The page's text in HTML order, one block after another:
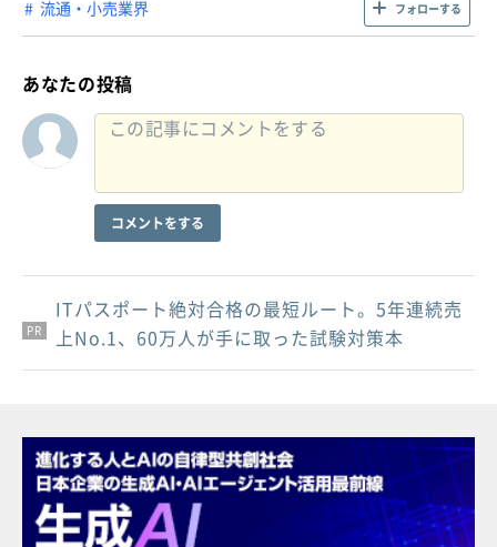
流通・小売業界 フォローする
あなたの投稿
コメントをする
PR
PR
PR
ITパスポート絶対合格の最短ルート。5年連続売
上No.1、60万人が手に取った試験対策本